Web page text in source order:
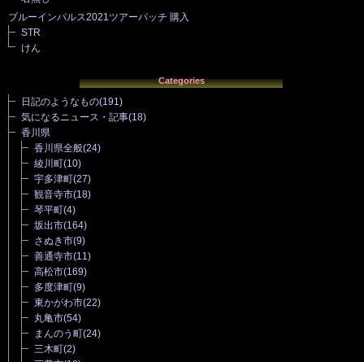
ブルーインパルス2021ツアーパッチ 購入
STR
けん
Categories
日記のようなもの(191)
気になるニュース・記事(18)
香川県
香川県全般(24)
綾川町(10)
宇多津町(27)
観音寺市(18)
琴平町(4)
坂出市(164)
さぬき市(9)
善通寺市(11)
高松市(169)
多度津町(9)
東かがわ市(22)
丸亀市(54)
まんのう町(24)
三木町(2)